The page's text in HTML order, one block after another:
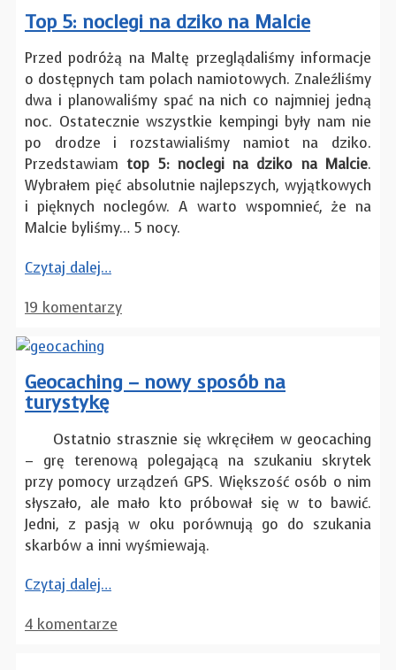
Top 5: noclegi na dziko na Malcie
Przed podróżą na Maltę przeglądaliśmy informacje
o dostępnych tam polach namiotowych. Znaleźliśmy
dwa i planowaliśmy spać na nich co najmniej jedną
noc. Ostatecznie wszystkie kempingi były nam nie
po drodze i rozstawialiśmy namiot na dziko.
Przedstawiamtop 5: noclegi na dziko na Malcie.
Wybrałem pięć absolutnie najlepszych, wyjątkowych
i pięknych noclegów. A warto wspomnieć, że na
Malcie byliśmy… 5 nocy.
Czytaj dalej…
19 komentarzy
Geocaching – nowy sposób na
turystykę
Ostatnio strasznie się wkręciłem w geocaching
– grę terenową polegającą na szukaniu skrytek
przy pomocy urządzeń GPS. Większość osób o nim
słyszało, ale mało kto próbował się w to bawić.
Jedni, z pasją w oku porównują go do szukania
skarbów a inni wyśmiewają.
Czytaj dalej…
4 komentarze